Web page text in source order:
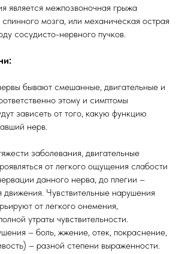
является межпозвоночная грыжа
мозга, или механическая острая
сосудисто-нервного пучков.
бывают смешанные, двигательные и
этому и симптомы
зависеть от того, какую функцию
нерв.
заболевания, двигательные
от легкого ощущения слабости
данного нерва, до плегии –
движения. Чувствительные нарушения
от легкого онемения,
утраты чувствительности.
– боль, жжение, отек, покраснение,
– разной степени выраженности.